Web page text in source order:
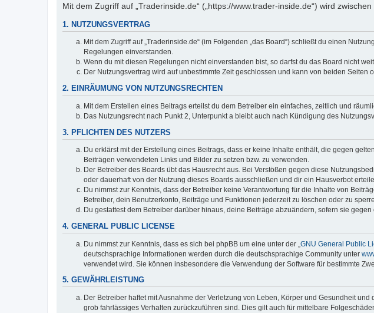
Mit dem Zugriff auf „Traderinside.de“ („https://www.trader-inside.de“) wird
1. NUTZUNGSVERTRAG
Mit dem Zugriff auf „Traderinside.de“ (im Folgenden „das Board“) schließt du einen
Regelungen einverstanden.
Wenn du mit diesen Regelungen nicht einverstanden bist, so darfst du das Board nicht
Der Nutzungsvertrag wird auf unbestimmte Zeit geschlossen und kann von beiden
2. EINRÄUMUNG VON NUTZUNGSRECHTEN
Mit dem Erstellen eines Beitrags erteilst du dem Betreiber ein einfaches, zeitlich und
Das Nutzungsrecht nach Punkt 2, Unterpunkt a bleibt auch nach Kündigung des
3. PFLICHTEN DES NUTZERS
Du erklärst mit der Erstellung eines Beitrags, dass er keine Inhalte enthält, die gegen
Beiträgen verwendeten Links und Bilder zu setzen bzw. zu verwenden.
Der Betreiber des Boards übt das Hausrecht aus. Bei Verstößen gegen diese
oder dauerhaft von der Nutzung dieses Boards ausschließen und dir ein Hausverbot
Du nimmst zur Kenntnis, dass der Betreiber keine Verantwortung für die Inhalte von
Betreiber, dein Benutzerkonto, Beiträge und Funktionen jederzeit zu löschen oder zu
Du gestattest dem Betreiber darüber hinaus, deine Beiträge abzuändern, sofern sie
4. GENERAL PUBLIC LICENSE
Du nimmst zur Kenntnis, dass es sich bei phpBB um eine unter der „ GNU General Public
deutschsprachige Informationen werden durch die deutschsprachige Community unter
verwendet wird. Sie können insbesondere die Verwendung der Software für bestimmte
5. GEWÄHRLEISTUNG
Der Betreiber haftet mit Ausnahme der Verletzung von Leben, Körper und Gesundheit
grob fahrlässiges Verhalten zurückzuführen sind. Dies gilt auch für mittelbare